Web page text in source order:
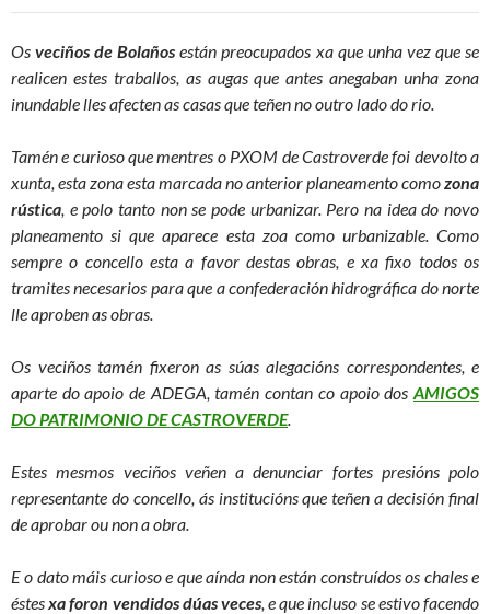
Osveciños de Bolaños están preocupados xa que unha vez que se
realicen estes traballos, as augas que antes anegaban unha zona
inundable lles afecten as casas que teñen no outro lado do rio.
Tamén e curioso que mentres o PXOM de Castroverde foi devolto a
xunta, esta zona esta marcada no anterior planeamento comozona
rústica, e polo tanto non se pode urbanizar. Pero na idea do novo
planeamento si que aparece esta zoa como urbanizable. Como
sempre o concello esta a favor destas obras, e xa fixo todos os
tramites necesarios para que a confederación hidrográfica do norte
lle aproben as obras.
Os veciños tamén fixeron as súas alegacións correspondentes, e
aparte do apoio de ADEGA, tamén contan co apoio dos AMIGOS
DO PATRIMONIO DE CASTROVERDE.
Estes mesmos veciños veñen a denunciar fortes presións polo
representante do concello, ás institucións que teñen a decisión final
de aprobar ou non a obra.
E o dato máis curioso e que aínda non están construídos os chales e
éstesxa foron vendidos dúas veces, e que incluso se estivo facendo